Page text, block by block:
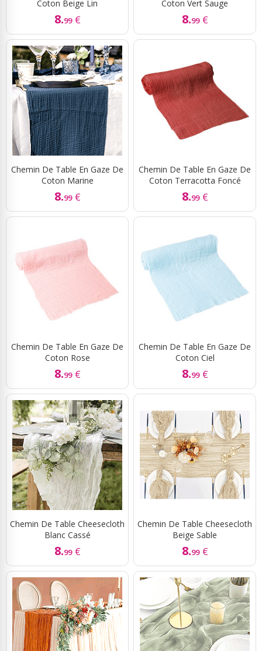
Coton Beige Lin
8.99 €
Coton Vert Sauge
8.99 €
Chemin De Table En Gaze De
Coton Marine
8.99 €
Chemin De Table En Gaze De
Coton Terracotta Foncé
8.99 €
Chemin De Table En Gaze De
Coton Rose
8.99 €
Chemin De Table En Gaze De
Coton Ciel
8.99 €
Chemin De Table Cheesecloth
Blanc Cassé
8.99 €
Chemin De Table Cheesecloth
Beige Sable
8.99 €